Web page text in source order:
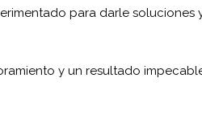
para darle soluciones
y un resultado